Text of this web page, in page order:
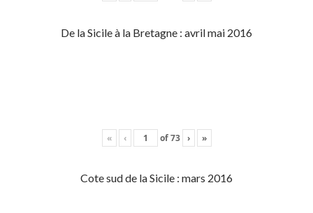
De la Sicile à la Bretagne : avril mai 2016
« ‹ of73 › »
Cote sud de la Sicile : mars 2016